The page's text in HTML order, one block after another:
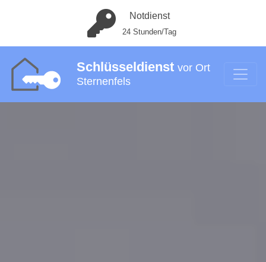
Notdienst
24 Stunden/Tag
Schlüsseldienst vor Ort
Sternenfels